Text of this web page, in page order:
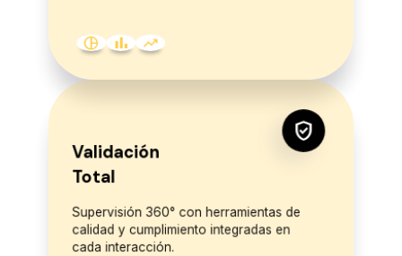
pie_chart bar_chart trending_up
verified_user
Validación
Total
Supervisión 360° con herramientas de
calidad y cumplimiento integradas en
cada interacción.